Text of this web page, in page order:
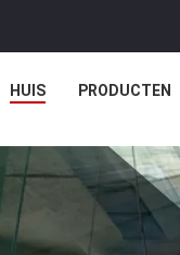
HUIS PRODUCTEN